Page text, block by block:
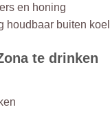
en honing
houdbaar buiten
te drinken